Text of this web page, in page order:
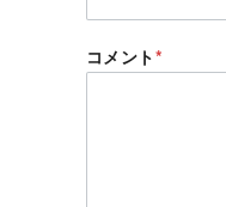
コメント*